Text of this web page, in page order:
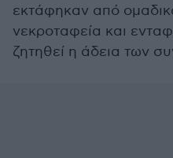
εκτάφηκαν από
νεκροταφεία και
ζητηθεί η άδεια των